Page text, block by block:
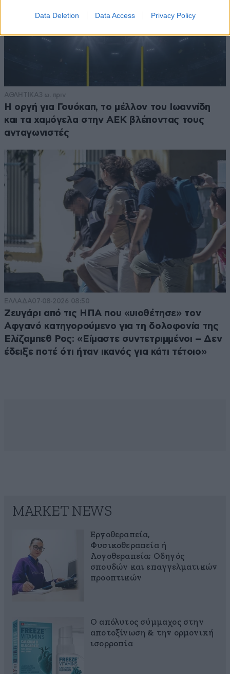
Data Deletion Data Access Privacy Policy
ΑΘΛΗΤΙΚΑ3 ω. πριν
Η οργή για Γουόκαπ, το μέλλον του Ιωαννίδη
και τα χαμόγελα στην ΑΕΚ βλέποντας τους
ανταγωνιστές
ΕΛΛΑΔΑ07·08·2026 08:50
Ζευγάρι από τις ΗΠΑ που «υιοθέτησε» τον
Αφγανό κατηγορούμενο για τη δολοφονία της
Ελίζαμπεθ Ρος: «Είμαστε συντετριμμένοι – Δεν
έδειξε ποτέ ότι ήταν ικανός για κάτι τέτοιο»
MARKET NEWS
Εργοθεραπεία,
Φυσικοθεραπεία ή
Λογοθεραπεία; Οδηγός
σπουδών και επαγγελματικών
προοπτικών
Ο απόλυτος σύμμαχος στην
αποτοξίνωση & την ορμονική
ισορροπία